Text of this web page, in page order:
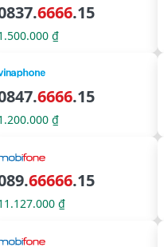
6666.15
₫
6666.15
₫
66666.15
₫